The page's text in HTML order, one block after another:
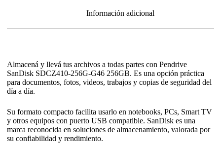
Información adicional
Almacená y llevá tus archivos a todas partes con Pendrive
SanDisk SDCZ410-256G-G46 256GB. Es una opción práctica
para documentos, fotos, videos, trabajos y copias de seguridad del
día a día.
Su formato compacto facilita usarlo en notebooks, PCs, Smart TV
y otros equipos con puerto USB compatible. SanDisk es una
marca reconocida en soluciones de almacenamiento, valorada por
su confiabilidad y rendimiento.